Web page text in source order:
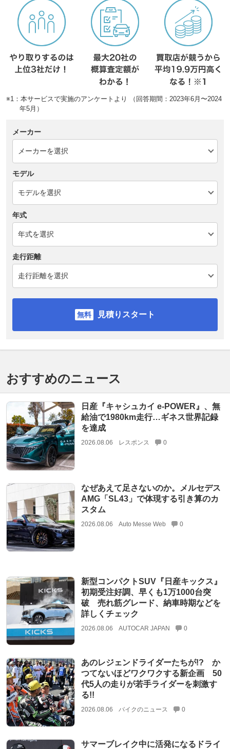
※1：本サービスで実施のアンケートより （回答期間：2023年6月〜2024
年5月）
メーカー
モデル
年式
走行距離
見積りスタート
おすすめのニュース
日産『キャシュカイ e-POWER』、無
給油で1980km走行…ギネス世界記録
を達成
2026.08.06 レスポンス 0
なぜあえて足さないのか。メルセデス
AMG「SL43」で体現する引き算のカ
スタム
2026.08.06 Auto Messe Web 0
新型コンパクトSUV『日産キックス』
初期受注好調、早くも1万1000台突
破 売れ筋グレード、納車時期などを
詳しくチェック
2026.08.06 AUTOCAR JAPAN 0
あのレジェンドライダーたちが!? か
つてないほどワクワクする新企画 50
代5人の走りが若手ライダーを刺激す
る!!
2026.08.06 バイクのニュース 0
サマーブレイク中に活発になるドライ